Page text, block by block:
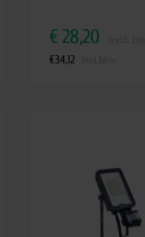
€28,20
€34,12